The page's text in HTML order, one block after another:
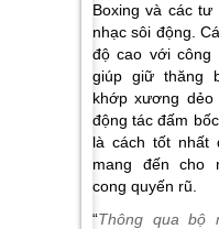
Boxing và các tư
nhạc sôi động.
độ cao với công
giúp giữ thăng
khớp xương
động tác đấm
là cách tốt nhất
mang đến cho
cong quyến rũ.
“Thông qua bộ